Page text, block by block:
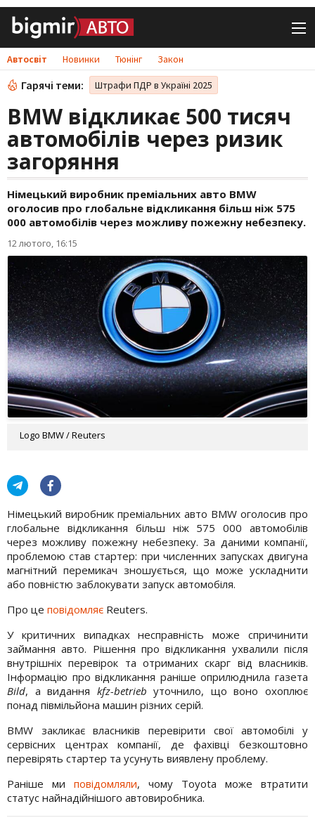
Автосвіт Новинки Тюнінг Закон
Гарячі теми: Штрафи ПДР в Україні 2025
BMW відкликає 500 тисяч
автомобілів через ризик
загоряння
Німецький виробник преміальних авто BMW
оголосив про глобальне відкликання більш ніж 575
000 автомобілів через можливу пожежну небезпеку.
12 лютого, 16:15
Logo BMW / Reuters
Німецький виробник преміальних авто BMW оголосив про
глобальне відкликання більш ніж 575 000 автомобілів
через можливу пожежну небезпеку. За даними компанії,
проблемою став стартер: при численних запусках двигуна
магнітний перемикач зношується, що може ускладнити
або повністю заблокувати запуск автомобіля.
Про це повідомляє Reuters.
У критичних випадках несправність може спричинити
займання авто. Рішення про відкликання ухвалили після
внутрішніх перевірок та отриманих скарг від власників.
Інформацію про відкликання раніше оприлюднила газета
Bild, а видання kfz-betrieb уточнило, що воно охоплює
понад півмільйона машин різних серій.
BMW закликає власників перевірити свої автомобілі у
сервісних центрах компанії, де фахівці безкоштовно
перевірять стартер та усунуть виявлену проблему.
Раніше ми повідомляли, чому Toyota може втратити
статус найнадійнішого автовиробника.